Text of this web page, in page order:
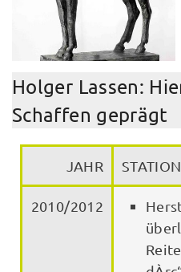
Holger Lassen:
Schaffen geprägt
JAHR
2010/2012